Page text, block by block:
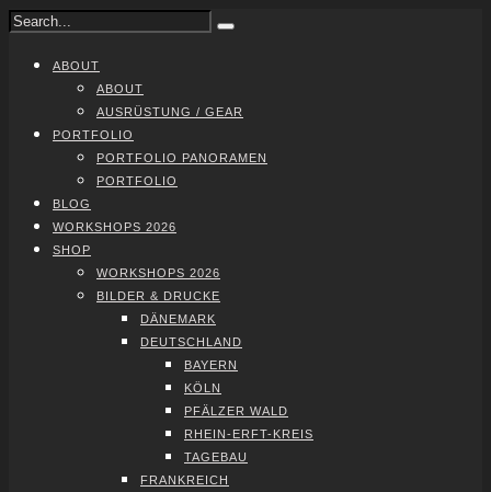
ABOUT
ABOUT
AUS­RÜS­TUNG / GEAR
PORT­FO­LIO
PORT­FO­LIO PAN­ORA­MEN
PORT­FO­LIO
BLOG
WORK­SHOPS 2026
SHOP
WORK­SHOPS 2026
BIL­DER & DRU­CKE
DÄNE­MARK
DEUTSCH­LAND
BAY­ERN
KÖLN
PFÄL­ZER WALD
RHEIN-ERFT-KREIS
TAGE­BAU
FRANK­REICH